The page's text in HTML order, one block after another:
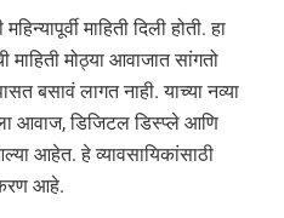
माहिती दिली होती. हा
माहिती मोठ्या आवाजात सांगतो
बसावं लागत नाही. याच्या नव्या
आवाज, डिजिटल डिस्प्ले आणि
आहेत. हे व्यावसायिकांसाठी
आहे.